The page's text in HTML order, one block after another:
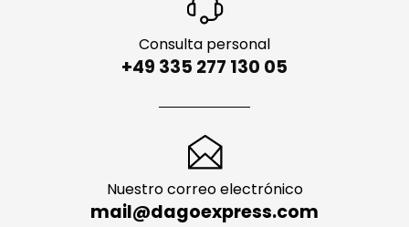
Consulta personal
+49 335 277 130 05
Nuestro correo electrónico
mail@dagoexpress.com